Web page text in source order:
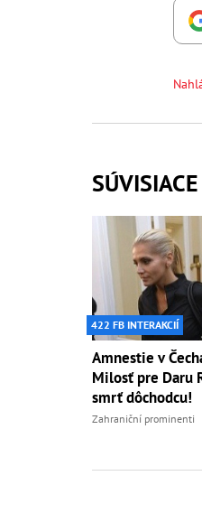
422 FB INTERAKCIÍ
Amnestie v
Milosť pre Daru
smrť dôchodcu!
Zahraniční prominenti